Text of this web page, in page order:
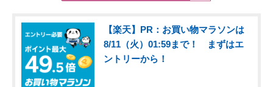
【楽天】PR：お買い物マラソンは
8/11（火）01:59まで！ まずはエ
ントリーから！